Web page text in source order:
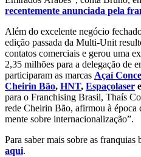
recentemente anunciada pela
Além do excelente negócio
edição passada da Multi-Unit
contatos comerciais e gerou uma
2,35 milhões para a delegação de
participaram as marcas Açaí
Cheirin Bão, HNT, Espaçolaser e
para o Franchising Brasil, Thaís
rede Cheirin Bão, afirmou à época
mente sobre internacionalização”.
Para saber mais sobre as
aqui.